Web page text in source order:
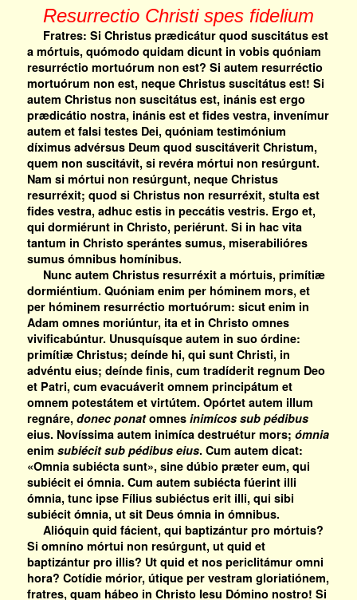
Resurrectio Christi spes fidelium
Fratres: Si Christus prædicátur quod suscitátus est
a mórtuis, quómodo quidam dicunt in vobis quóniam
resurréctio mortuórum non est? Si autem resurréctio
mortuórum non est, neque Christus suscitátus est! Si
autem Christus non suscitátus est, inánis est ergo
prædicátio nostra, inánis est et fides vestra, invenímur
autem et falsi testes Dei, quóniam testimónium
díximus advérsus Deum quod suscitáverit Christum,
quem non suscitávit, si revéra mórtui non resúrgunt.
Nam si mórtui non resúrgunt, neque Christus
resurréxit; quod si Christus non resurréxit, stulta est
fides vestra, adhuc estis in peccátis vestris. Ergo et,
qui dormiérunt in Christo, periérunt. Si in hac vita
tantum in Christo sperántes sumus, miserabilióres
sumus ómnibus homínibus.
Nunc autem Christus resurréxit a mórtuis, primítiæ
dormiéntium. Quóniam enim per hóminem mors, et
per hóminem resurréctio mortuórum: sicut enim in
Adam omnes moriúntur, ita et in Christo omnes
vivificabúntur. Unusquísque autem in suo órdine:
primítiæ Christus; deínde hi, qui sunt Christi, in
advéntu eius; deínde finis, cum tradíderit regnum Deo
et Patri, cum evacuáverit omnem principátum et
omnem potestátem et virtútem. Opórtet autem illum
regnáre, donec ponatomnes inimícos sub pédibus
eius. Novíssima autem inimíca destruétur mors; ómnia
enim subiécit sub pédibus eius. Cum autem dicat:
«Omnia subiécta sunt», sine dúbio præter eum, qui
subiécit ei ómnia. Cum autem subiécta fúerint illi
ómnia, tunc ipse Fílius subiéctus erit illi, qui sibi
subiécit ómnia, ut sit Deus ómnia in ómnibus.
Alióquin quid fácient, qui baptizántur pro mórtuis?
Si omníno mórtui non resúrgunt, ut quid et
baptizántur pro illis? Ut quid et nos periclitámur omni
hora? Cotídie mórior, útique per vestram gloriatiónem,
fratres, quam hábeo in Christo Iesu Dómino nostro! Si